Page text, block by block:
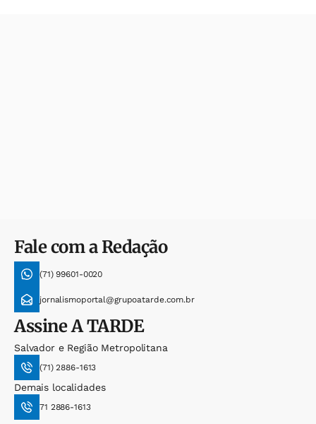
Fale com a Redação
(71) 99601-0020
jornalismoportal@grupoatarde.com.br
AssineA TARDE
Salvador e Região Metropolitana
(71) 2886-1613
Demais localidades
71 2886-1613